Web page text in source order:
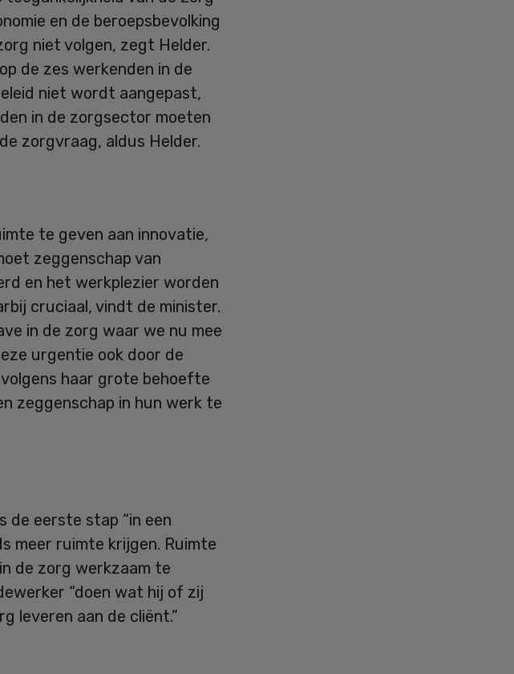
en de beroepsbevolking
niet volgen, zegt Helder.
de zes werkenden in de
niet wordt aangepast,
in de zorgsector moeten
zorgvraag, aldus Helder.
te geven aan innovatie,
zeggenschap van
en het werkplezier worden
cruciaal, vindt de minister.
in de zorg waar we nu mee
urgentie ook door de
haar grote behoefte
zeggenschap in hun werk te
de eerste stap “in een
meer ruimte krijgen. Ruimte
de zorg werkzaam te
“doen wat hij of zij
leveren aan de cliënt.”